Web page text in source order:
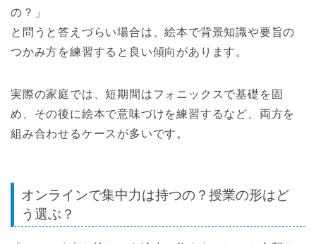
の？」
と問うと答えづらい場合は、絵本で背景知識や要旨の
つかみ方を練習すると良い傾向があります。
実際の家庭では、短期間はフォニックスで基礎を固
め、その後に絵本で意味づけを練習するなど、両方を
組み合わせるケースが多いです。
オンラインで集中力は持つの？授業の形はど
う選ぶ？